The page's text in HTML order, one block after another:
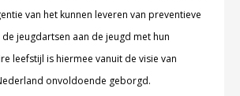
van het kunnen leveren van preventieve
jeugdartsen aan de jeugd met hun
leefstijl is hiermee vanuit de visie van
onvoldoende geborgd.